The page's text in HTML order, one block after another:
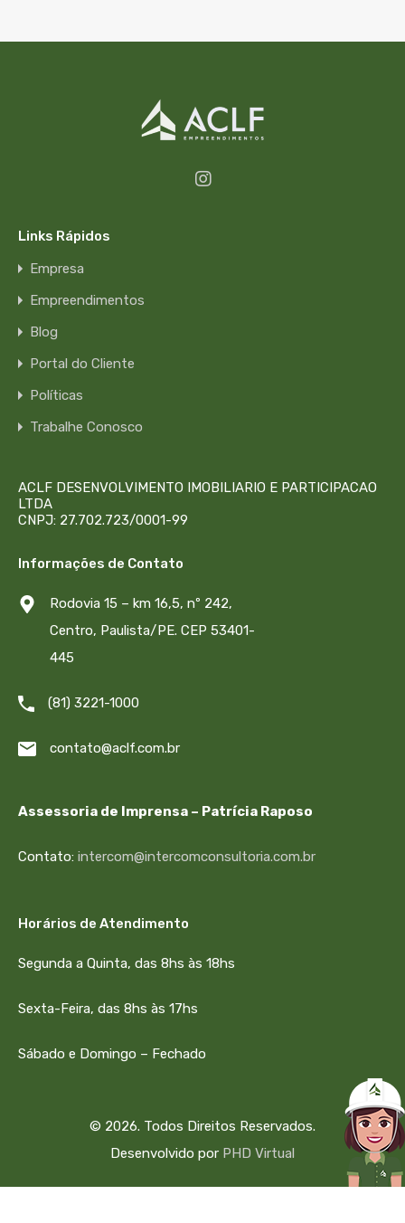
Links Rápidos
Empresa
Empreendimentos
Blog
Portal do Cliente
Políticas
Trabalhe Conosco
ACLF DESENVOLVIMENTO IMOBILIARIO E PARTICIPACAO
LTDA
CNPJ: 27.702.723/0001-99
Informações de Contato
Rodovia 15 – km 16,5, nº 242,
Centro, Paulista/PE. CEP 53401-
445
(81) 3221-1000
contato@aclf.com.br
Assessoria de Imprensa – Patrícia Raposo
Contato: intercom@intercomconsultoria.com.br
Horários de Atendimento
Segunda a Quinta, das 8hs às 18hs
Sexta-Feira, das 8hs às 17hs
Sábado e Domingo – Fechado
© 2026. Todos Direitos Reservados.
Desenvolvido por PHD Virtual